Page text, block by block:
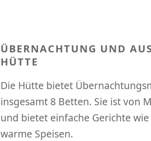
ÜBERNACHTUNG UND
HÜTTE
Die Hütte bietet
insgesamt 8 Betten. Sie ist von
und bietet einfache Gerichte
warme Speisen.